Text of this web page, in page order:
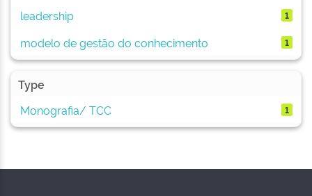
leadership 1
modelo de gestão do conhecimento 1
Type
Monografia/ TCC
1